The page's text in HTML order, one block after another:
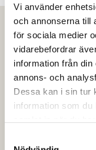
Vi använder
och annonserna till
för sociala medier
vidarebefordrar
information från
annons- och
Dessa kan i sin tur
information som du